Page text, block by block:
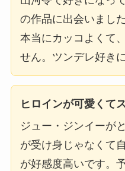
の作品に出会いまし
本当にカッコよくて
せん。ツンデレ好き
ヒロインが可愛くて
ジュー・ジンイーが
が受け身じゃなくて
が好感度高いです。